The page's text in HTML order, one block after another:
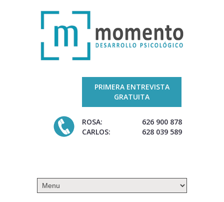
PRIMERA ENTREVISTA
GRATUITA
ROSA:
626 900 878
CARLOS:
628 039 589